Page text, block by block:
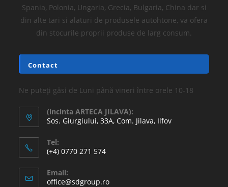
Spania, Polonia, Ungaria, Grecia, Bulgaria, China dar si
din alte tari si alaturi de produsele autohtone, va ofera
din stocurile proprii produse de larg consum.
Contact
Ne puteți găsi de Luni până vineri între orele 10-18
(incinta ARTECA JILAVA):
Sos. Giurgiului, 33A, Com. Jilava, Ilfov
Tel:
(+4) 0770 271 574
Email:
office@sdgroup.ro